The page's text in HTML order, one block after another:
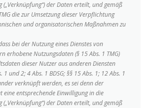
der Daten erteilt, und gemäß
die zur Umsetzung dieser Verpflichtung
und organisatorischen Maßnahmen zu
bei der Nutzung eines Dienstes von
erhobene Nutzungsdaten (§ 15 Abs. 1 TMG)
dieser Nutzer aus anderen Diensten
1 und 2; 4 Abs. 1 BDSG; §§ 15 Abs. 1; 12 Abs. 1
verknüpft werden, es sei denn der
eine entsprechende Einwilligung in die
der Daten erteilt, und gemäß